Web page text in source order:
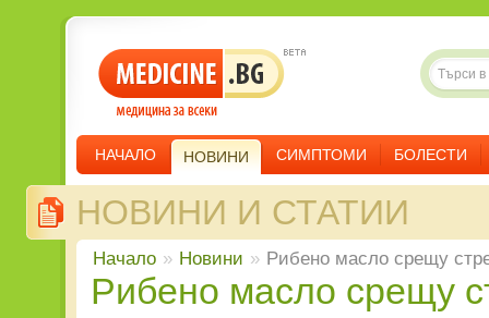
НАЧАЛО НОВИНИ СИМПТОМИ БОЛЕСТИ
НОВИНИ И СТАТИИ
Начало » Новини » Рибено масло срещу
Рибено масло срещу